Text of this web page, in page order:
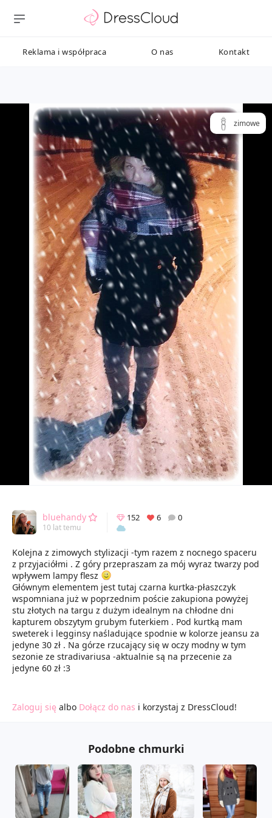
Reklama i współpraca O nas Kontakt
zimowe
bluehandy
10 lat temu
152 6 0
Kolejna z zimowych stylizacji -tym razem z nocnego spaceru
z przyjaciółmi . Z góry przepraszam za mój wyraz twarzy pod
wpływem lampy flesz
Głównym elementem jest tutaj czarna kurtka-płaszczyk
wspomniana już w poprzednim poście zakupiona powyżej
stu złotych na targu z dużym idealnym na chłodne dni
kapturem obszytym grubym futerkiem . Pod kurtką mam
sweterek i legginsy naśladujące spodnie w kolorze jeansu za
jedyne 30 zł . Na górze rzucający się w oczy modny w tym
sezonie ze stradivariusa -aktualnie są na przecenie za
jedyne 60 zł :3
Zaloguj się albo Dołącz do nas i korzystaj z DressCloud!
Podobne chmurki